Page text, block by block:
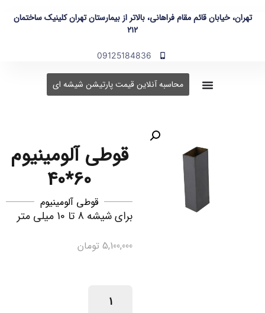
تهران، خیابان قائم مقام فراهانی، بالاتر از بیمارستان تهران کلینیک ساختمان
۲۱۲
09125184836
محاسبه آنلاین قیمت پارتیشن شیشه ای
قوطی آلومینیوم
60*40
قوطی آلومینیوم
برای شیشه 8 تا 10 میلی متر
5,100,000 تومان